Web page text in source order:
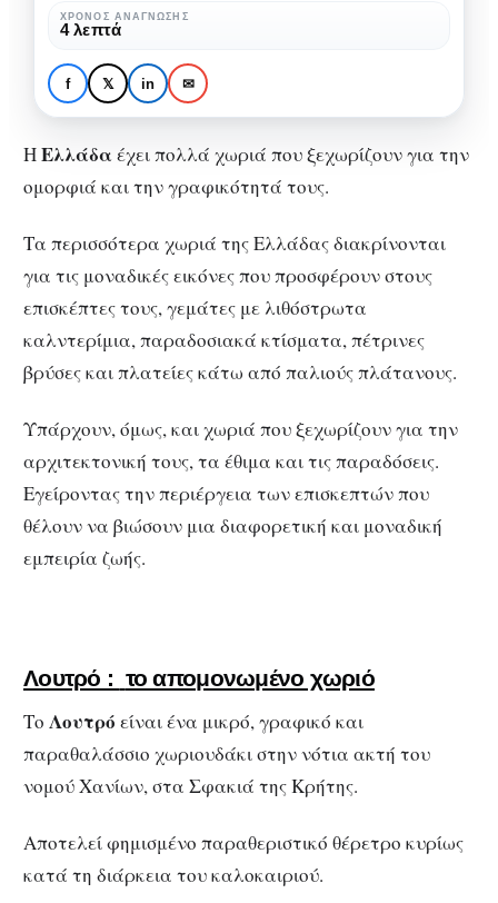
ΆΓΝΩΣΤΗ ΕΛΛΆΔΑ
5+1 μοναδικά και
παράξενα χωριά της
Ελλάδας
χωριά
της
Ελλάδας
ΧΡΌΝΟΣ ΑΝΆΓΝΩΣΗΣ
4 λεπτά
f 𝕏 in ✉
ΗΕλλάδαέχει πολλά χωριά που ξεχωρίζουν για την
ομορφιά και την γραφικότητά τους.
Τα περισσότερα χωριά της Ελλάδας διακρίνονται
για τις μοναδικές εικόνες που προσφέρουν στους
επισκέπτες τους, γεμάτες με λιθόστρωτα
καλντερίμια, παραδοσιακά κτίσματα, πέτρινες
βρύσες και πλατείες κάτω από παλιούς πλάτανους.
Υπάρχουν, όμως, και χωριά που ξεχωρίζουν για την
αρχιτεκτονική τους, τα έθιμα και τις παραδόσεις.
Εγείροντας την περιέργεια των επισκεπτών που
θέλουν να βιώσουν μια διαφορετική και μοναδική
εμπειρία ζωής.
Λουτρό : το απομονωμένο χωριό
Το Λουτρό είναι ένα μικρό, γραφικό και
παραθαλάσσιο χωριουδάκι στην νότια ακτή του
νομού Χανίων, στα Σφακιά της Κρήτης.
Αποτελεί φημισμένο παραθεριστικό θέρετρο κυρίως
κατά τη διάρκεια του καλοκαιριού.